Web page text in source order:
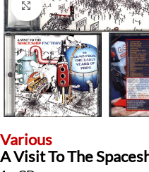
Klick zum Vergrößern
Various
A Visit To The